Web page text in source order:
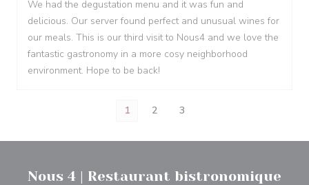
We had the degustation menu and it was fun and
delicious. Our server found perfect and unusual wines for
our meals. This is our third visit to Nous4 and we love the
fantastic gastronomy in a more cosy neighborhood
environment. Hope to be back!
1 2 3
Nous 4 | Restaurant bistronomique